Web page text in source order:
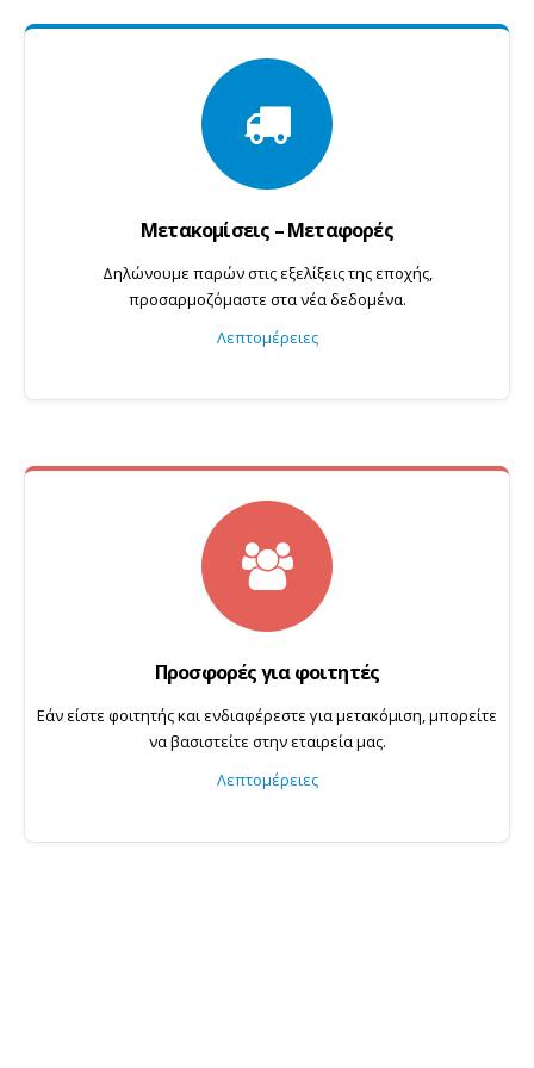
Μετακομίσεις – Μεταφορές
Δηλώνουμε παρών στις εξελίξεις της εποχής,
προσαρμοζόμαστε στα νέα δεδομένα.
Λεπτομέρειες
Προσφορές για φοιτητές
Εάν είστε φοιτητής και ενδιαφέρεστε για μετακόμιση, μπορείτε
να βασιστείτε στην εταιρεία μας.
Λεπτομέρειες